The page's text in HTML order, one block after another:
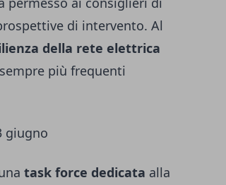
di intervento. Al
della rete elettrica
più frequenti
giugno
task force dedicata alla